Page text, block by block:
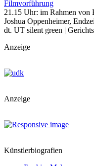
Filmvorführung
21.15 Uhr: im Rahmen
Joshua Oppenheimer,
dt. UT silent green |
Anzeige
Anzeige
Künstlerbiografien